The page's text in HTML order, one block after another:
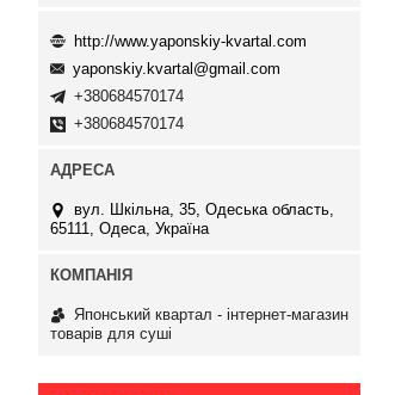
http://www.yaponskiy-kvartal.com
yaponskiy.kvartal@gmail.com
+380684570174
+380684570174
вул. Шкільна, 35, Одеська область,
65111, Одеса, Україна
Японський квартал - інтернет-магазин
товарів для суші